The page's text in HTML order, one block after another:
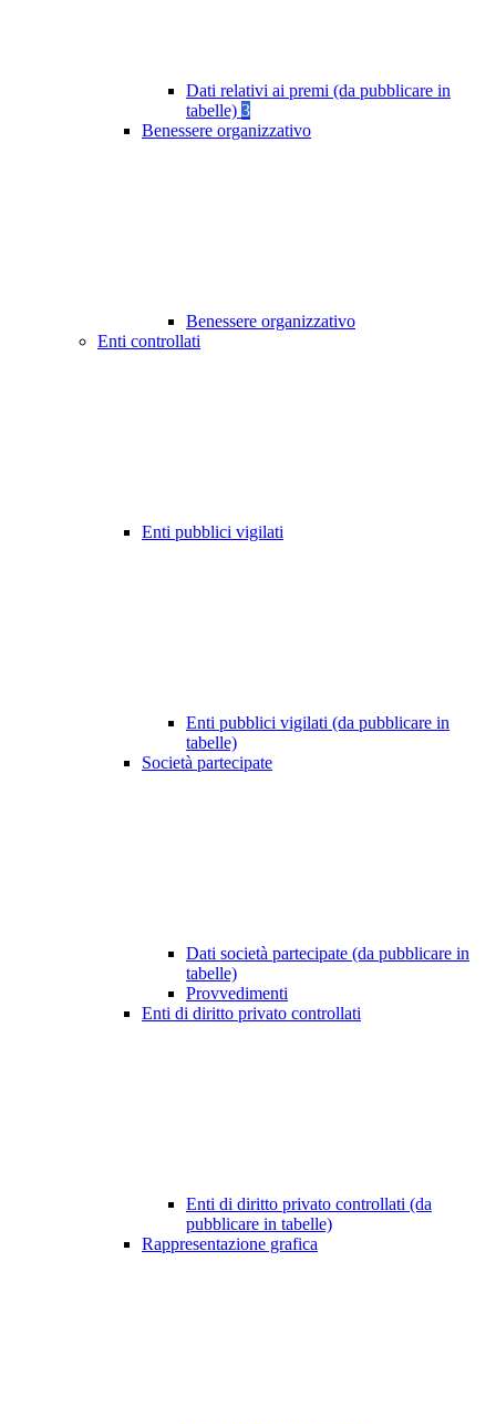
Dati relativi ai premi (da pubblicare in
tabelle) 3
Benessere organizzativo
Benessere organizzativo
Enti controllati
Enti pubblici vigilati
Enti pubblici vigilati (da pubblicare in
tabelle)
Società partecipate
Dati società partecipate (da pubblicare in
tabelle)
Provvedimenti
Enti di diritto privato controllati
Enti di diritto privato controllati (da
pubblicare in tabelle)
Rappresentazione grafica